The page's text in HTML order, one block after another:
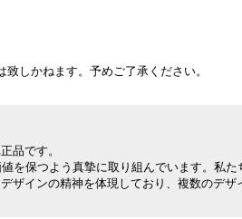
しかねます。予めご了承ください。
品です。
を保つよう真摯に取り組んでいます。私た
ザインの精神を体現しており、複数のデザ